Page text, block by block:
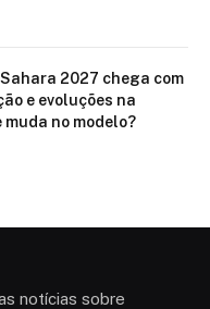
2027 chega com
e evoluções na
no modelo?
notícias sobre